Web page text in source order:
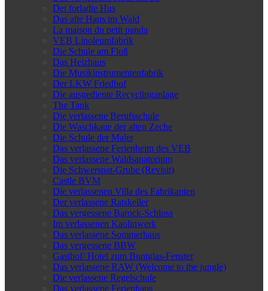
Det forladte Hus
Das alte Haus im Wald
La maison du petit panda
VEB Linoleumfabrik
Die Schule am Fluß
Das Heizhaus
Die Musikinstrumentenfabrik
Der LKW Friedhof
Die ausgediente Recyclinganlage
The Tank
Die verlassene Berufsschule
Die Waschkaue der alten Zeche
Die Schule der Maler
Das verlassene Ferienheim des VEB
Das verlassene Waldsanatorium
Die Schwerspat-Grube (Revisit)
Castle BVM
Die verlassenen Villa des Fabrikanten
Der verlassene Ratskeller
Das vergessene Barock-Schloss
Im verlassenen Kaolinwerk
Das verlassene Sommerhaus
Das vergessene BBW
Gasthof/ Hotel zum Buntglas-Fenster
Das verlassene RAW (Welcome to the jungle)
Die verlassene Regelschule
Das verlassene Ferienhaus